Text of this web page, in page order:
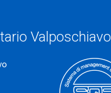
Valposchiavo